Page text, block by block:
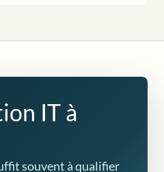
IT à
souvent à qualifier